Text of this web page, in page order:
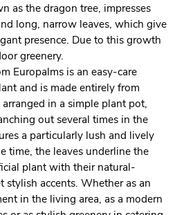
as the dragon tree, impresses
long, narrow leaves, which give
presence. Due to this growth
greenery.
Europalms is an easy-care
and is made entirely from
arranged in a simple plant pot,
out several times in the
a particularly lush and lively
time, the leaves underline the
plant with their natural-
stylish accents. Whether as an
in the living area, as a modern